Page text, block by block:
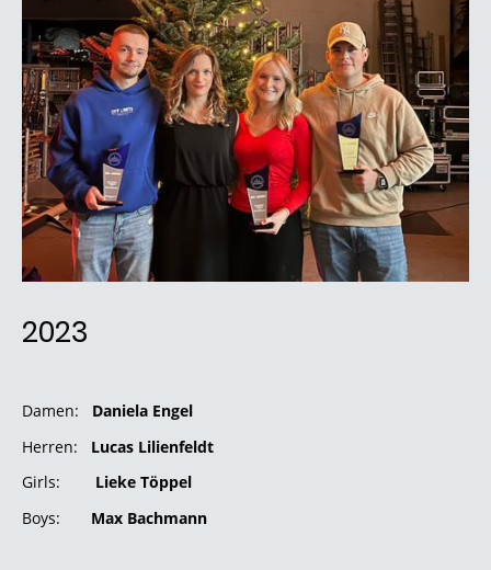
2023
Damen: Daniela Engel
Herren: Lucas Lilienfeldt
Girls: Lieke Töppel
Boys: Max Bachmann